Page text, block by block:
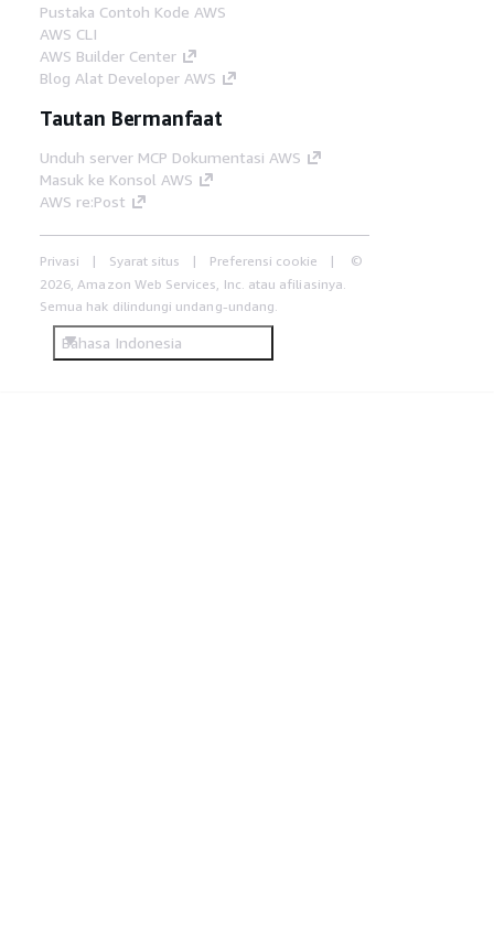
Pustaka Contoh Kode AWS
AWS CLI
AWS Builder Center
Blog Alat Developer AWS
Tautan Bermanfaat
Unduh server MCP Dokumentasi AWS
Masuk ke Konsol AWS
AWS re:Post
Privasi Syarat situs Preferensi cookie
©
2026, Amazon Web Services, Inc. atau afiliasinya.
Semua hak dilindungi undang-undang.
Bahasa Indonesia